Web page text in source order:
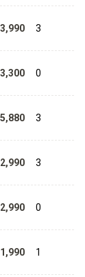
3
0
3
3
0
1